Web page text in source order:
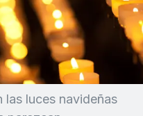
las luces navideñas